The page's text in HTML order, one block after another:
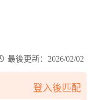
最後更新：2026/02/02
登入後匹配